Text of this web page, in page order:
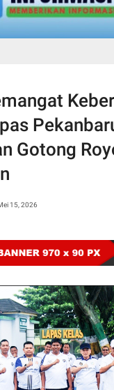
Gotong
15, 2026